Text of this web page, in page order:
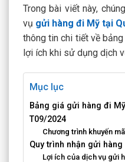
Trong bài viết này,
vụ gửi hàng đi Mỹ tại
thông tin chi tiết về
lợi ích khi sử dụng dịch
Mục lục
Bảng giá gửi hàng đi
T09/2024
Chương trình khuyến
Quy trình nhận gửi
Lợi ích của dịch vụ gửi